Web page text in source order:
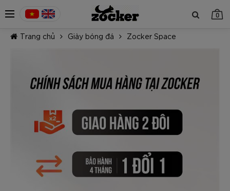
0
TIẾP TỤC MUA HÀNG
Trang chủ Giày bóng đá Zocker Space